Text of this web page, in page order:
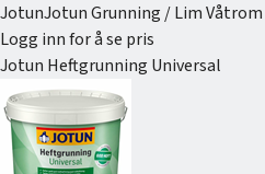
JotunJotun Grunning / Lim Våtrom
Logg inn for å se pris
Jotun Heftgrunning Universal